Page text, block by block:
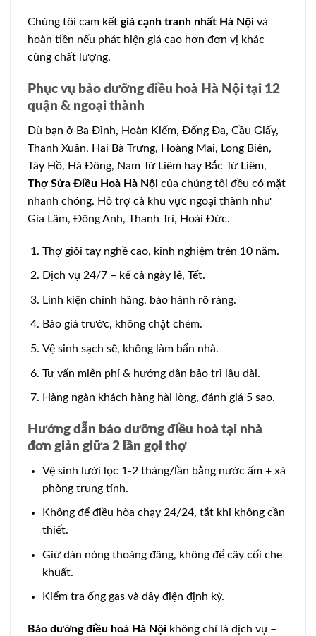
Chúng tôi cam kết giá cạnh tranh nhất Hà Nội và
hoàn tiền nếu phát hiện giá cao hơn đơn vị khác
cùng chất lượng.
Phục vụ bảo dưỡng điều hoà Hà Nội tại 12
quận & ngoại thành
Dù bạn ở Ba Đình, Hoàn Kiếm, Đống Đa, Cầu Giấy,
Thanh Xuân, Hai Bà Trưng, Hoàng Mai, Long Biên,
Tây Hồ, Hà Đông, Nam Từ Liêm hay Bắc Từ Liêm,
Thợ Sửa Điều Hoà Hà Nội của chúng tôi đều có mặt
nhanh chóng. Hỗ trợ cả khu vực ngoại thành như
Gia Lâm, Đông Anh, Thanh Trì, Hoài Đức.
Thợ giỏi tay nghề cao, kinh nghiệm trên 10 năm.
Dịch vụ 24/7 – kể cả ngày lễ, Tết.
Linh kiện chính hãng, bảo hành rõ ràng.
Báo giá trước, không chặt chém.
Vệ sinh sạch sẽ, không làm bẩn nhà.
Tư vấn miễn phí & hướng dẫn bảo trì lâu dài.
Hàng ngàn khách hàng hài lòng, đánh giá 5 sao.
Hướng dẫn bảo dưỡng điều hoà tại nhà
đơn giản giữa 2 lần gọi thợ
Vệ sinh lưới lọc 1-2 tháng/lần bằng nước ấm + xà
phòng trung tính.
Không để điều hòa chạy 24/24, tắt khi không cần
thiết.
Giữ dàn nóng thoáng đãng, không để cây cối che
khuất.
Kiểm tra ống gas và dây điện định kỳ.
Bảo dưỡng điều hoà Hà Nội không chỉ là dịch vụ –